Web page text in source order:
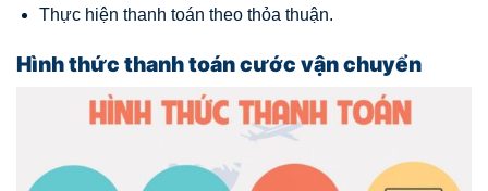
Thực hiện thanh toán theo thỏa thuận.
Hình thức thanh toán cước vận chuyển